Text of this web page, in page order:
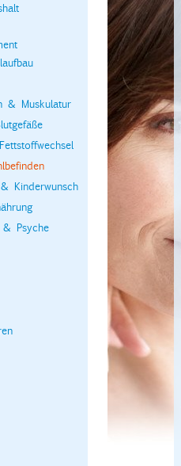
& Muskulatur
Kinderwunsch
Psyche